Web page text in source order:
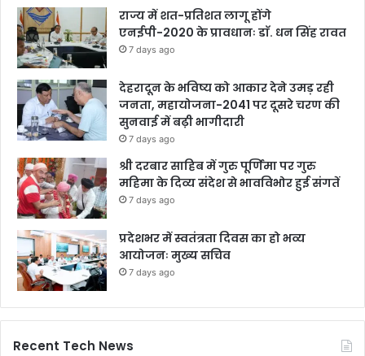
राज्य में शत-प्रतिशत लागू होंगे
एनईपी-2020 के प्रावधानः डाॅ. धन सिंह रावत
7 days ago
देहरादून के भविष्य को आकार देने उमड़ रही
जनता, महायोजना-2041 पर दूसरे चरण की
सुनवाई में बढ़ी भागीदारी
7 days ago
श्री दरबार साहिब में गुरु पूर्णिमा पर गुरु
महिमा के दिव्य संदेश से भावविभोर हुई संगतें
7 days ago
प्रदेशभर में स्वतंत्रता दिवस का हो भव्य
आयोजनः मुख्य सचिव
7 days ago
Recent Tech News